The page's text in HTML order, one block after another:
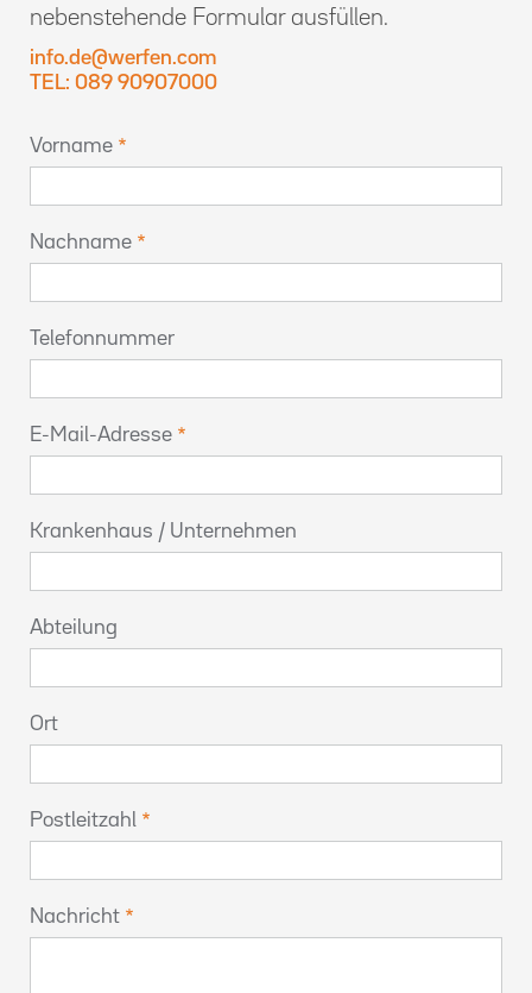
nebenstehende Formular ausfüllen.
info.de@werfen.com
TEL: 089 90907000
Vorname
Nachname
Telefonnummer
E-Mail-Adresse
Krankenhaus / Unternehmen
Abteilung
Ort
Postleitzahl
Nachricht